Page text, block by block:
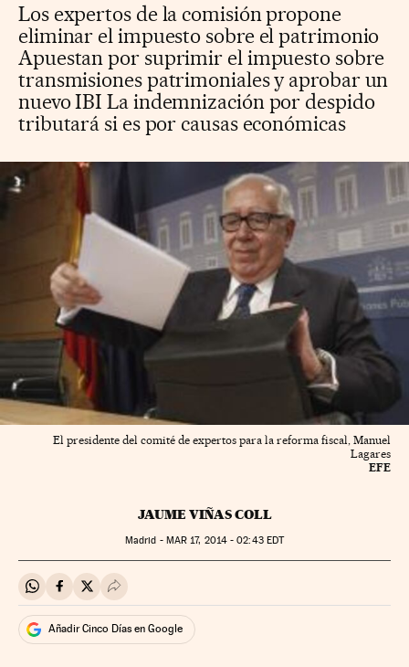
Los expertos de la comisión propone
eliminar el impuesto sobre el patrimonio
Apuestan por suprimir el impuesto sobre
transmisiones patrimoniales y aprobar un
nuevo IBI La indemnización por despido
tributará si es por causas económicas
El presidente del comité de expertos para la reforma fiscal, Manuel
Lagares
EFE
JAUME VIÑAS COLL
Madrid - MAR 17, 2014 - 02:43EDT
Compartir en Whatsapp
Compartir en Facebook
Compartir en Twitter
Desplegar Redes Sociales
Añadir Cinco Días en Google